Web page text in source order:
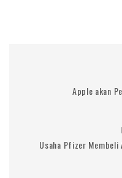
Apple akan
Usaha Pfizer